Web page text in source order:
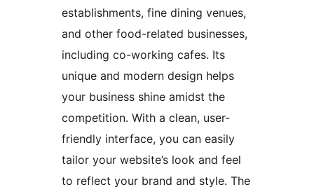
establishments, fine dining venues,
and other food-related businesses,
including co-working cafes. Its
unique and modern design helps
your business shine amidst the
competition. With a clean, user-
friendly interface, you can easily
tailor your website’s look and feel
to reflect your brand and style. The